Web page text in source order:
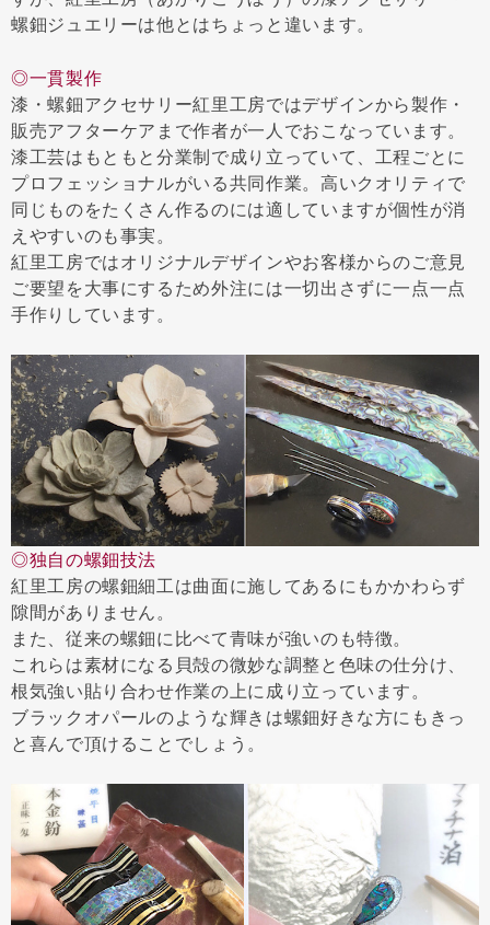
螺鈿ジュエリーは他とはちょっと違います。
◎一貫製作
漆・螺鈿アクセサリー紅里工房ではデザインから製作・
販売アフターケアまで作者が一人でおこなっています。
漆工芸はもともと分業制で成り立っていて、工程ごとに
プロフェッショナルがいる共同作業。高いクオリティで
同じものをたくさん作るのには適していますが個性が消
えやすいのも事実。
紅里工房ではオリジナルデザインやお客様からのご意見
ご要望を大事にするため外注には一切出さずに一点一点
手作りしています。
◎独自の螺鈿技法
紅里工房の螺鈿細工は曲面に施してあるにもかかわらず
隙間がありません。
また、従来の螺鈿に比べて青味が強いのも特徴。
これらは素材になる貝殻の微妙な調整と色味の仕分け、
根気強い貼り合わせ作業の上に成り立っています。
ブラックオパールのような輝きは螺鈿好きな方にもきっ
と喜んで頂けることでしょう。